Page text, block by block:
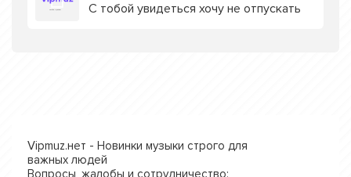
С тобой увидеться хочу не отпускать
Vipmuz.нет - Новинки музыки строго для
важных людей
Вопросы, жалобы и сотрудничество: